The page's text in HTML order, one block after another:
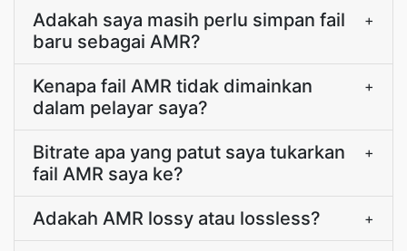
Adakah saya masih perlu simpan fail
baru sebagai AMR?
+
Kenapa fail AMR tidak dimainkan
dalam pelayar saya?
+
Bitrate apa yang patut saya tukarkan
fail AMR saya ke?
+
Adakah AMR lossy atau lossless? +